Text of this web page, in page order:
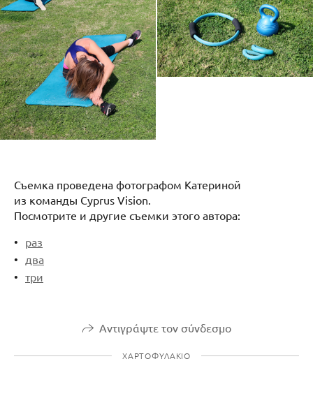
Съемка проведена фотографом Катериной
из команды Cyprus Vision.
Посмотрите и другие съемки этого автора:
раз
два
три
Αντιγράψτε τον σύνδεσμο
ΧΑΡΤΟΦΥΛΆΚΙΟ